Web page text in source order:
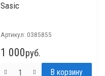
Sasic
Артикул: 0385855
1 000руб.